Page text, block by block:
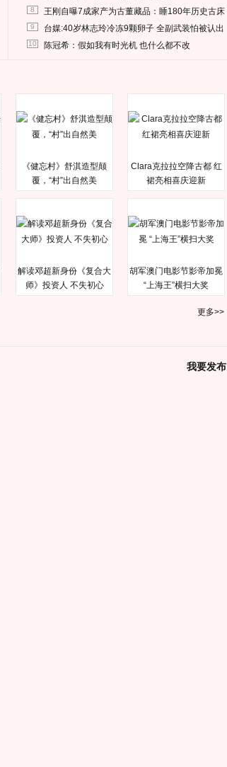
8 王刚自曝7成家产为古董藏品：睡180年历史古床
9 台媒:40岁林志玲冷冻9颗卵子 全副武装怕被认出
10 陈冠希：假如我有时光机 也什么都不改
《健忘村》舒淇造型颠
覆，“村”出自然美
Clara克拉拉空降古都 红
裙亮相喜庆迎新
解读邓超新身份《复合大
师》投资人 不失初心
胡军澳门电影节影帝加冕
“上海王”横扫大奖
更多>>
我要发布